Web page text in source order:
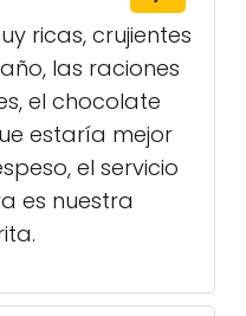
ricas, crujientes
las raciones
el chocolate
estaría mejor
el servicio
es nuestra